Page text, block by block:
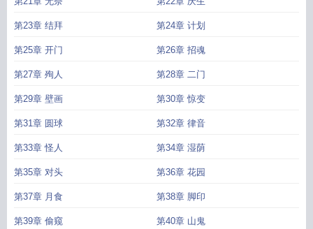
第23章 结拜 第24章 计划
第25章 开门 第26章 招魂
第27章 殉人 第28章 二门
第29章 壁画 第30章 惊变
第31章 圆球 第32章 律音
第33章 怪人 第34章 湿荫
第35章 对头 第36章 花园
第37章 月食 第38章 脚印
第39章 偷窥 第40章 山鬼